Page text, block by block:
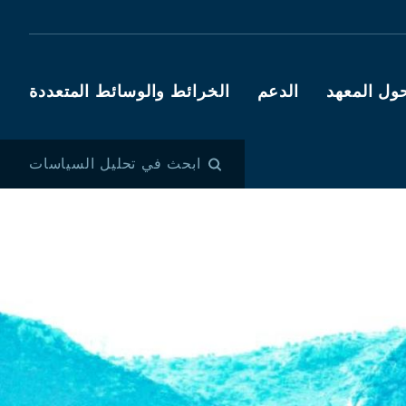
المعهد الدعم الخرائط والوسائط المتعددة
ابحث في تحليل السياسات